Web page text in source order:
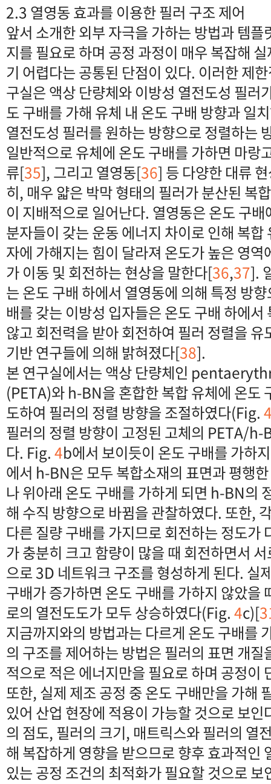
2.3 열영동 효과를 이용한 필러 구조 제어
앞서 소개한 외부 자극을 가하는 방법과 템
지를 필요로 하며 공정 과정이 매우 복잡해
기 어렵다는 공통된 단점이 있다. 이러한 제
구실은 액상 단량체와 이방성 열전도성 필러
도 구배를 가해 유체 내 온도 구배 방향과 일
열전도성 필러를 원하는 방향으로 정렬하는
일반적으로 유체에 온도 구배를 가하면 마랑
류[35], 그리고 열영동[36] 등 다양한 대류
히, 매우 얇은 박막 형태의 필러가 분산된 복
이 지배적으로 일어난다. 열영동은 온도 구
분자들이 갖는 운동 에너지 차이로 인해 복합
자에 가해지는 힘이 달라져 온도가 높은 영
가 이동 및 회전하는 현상을 말한다[36,37].
는 온도 구배 하에서 열영동에 의해 특정 방
배를 갖는 이방성 입자들은 온도 구배 하에
않고 회전력을 받아 회전하여 필러 정렬을
기반 연구들에 의해 밝혀졌다[38].
본 연구실에서는 액상 단량체인
(PETA)와 h-BN을 혼합한 복합 유체에 온도
도하여 필러의 정렬 방향을 조절하였다(Fig.
필러의 정렬 방향이 고정된 고체의 PETA/h-
다. Fig.4b에서 보이듯이 온도 구배를 가하
에서 h-BN은 모두 복합소재의 표면과 평행
나 위아래 온도 구배를 가하게 되면 h-BN의
해 수직 방향으로 바뀜을 관찰하였다. 또한,
다른 질량 구배를 가지므로 회전하는 정도가
가 충분히 크고 함량이 많을 때 회전하면서
으로 3D 네트워크 구조를 형성하게 된다. 실
구배가 증가하면 온도 구배를 가하지 않았을
로의 열전도도가 모두 상승하였다(Fig.4c)[
지금까지와의 방법과는 다르게 온도 구배를
의 구조를 제어하는 방법은 필러의 표면 개
적으로 적은 에너지만을 필요로 하며 공정이
또한, 실제 제조 공정 중 온도 구배만을 가해
있어 산업 현장에 적용이 가능할 것으로 보
의 점도, 필러의 크기, 매트릭스와 필러의 열
해 복잡하게 영향을 받으므로 향후 효과적인
있는 공정 조건의 최적화가 필요할 것으로 보